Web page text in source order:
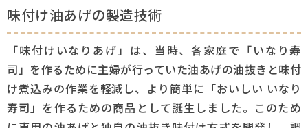
味付け油あげの製造技術
「味付けいなりあげ」は、当時、各家庭で「いなり寿
司」を作るために主婦が行っていた油あげの油抜きと味付
け煮込みの作業を軽減し、より簡単に「おいしい いなり
寿司」を作るための商品として誕生しました。このため